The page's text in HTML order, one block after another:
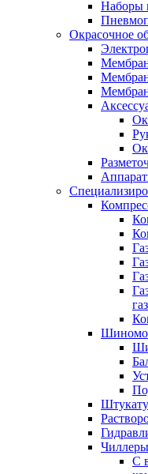
Наборы
Окрасочное
Чиллеры
С